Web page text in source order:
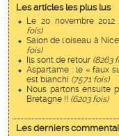
Les articles les plus lus
Le 20 novembre 2012
fois)
Salon de l'oiseau à Nice
fois)
Ils sont de retour (8263
Aspartame : le « faux
est blanchi (7571 fois)
Nous partons ensuite
Bretagne !! (6203 fois)
Les derniers